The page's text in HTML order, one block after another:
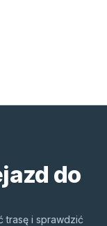
do
trasę i sprawdzić